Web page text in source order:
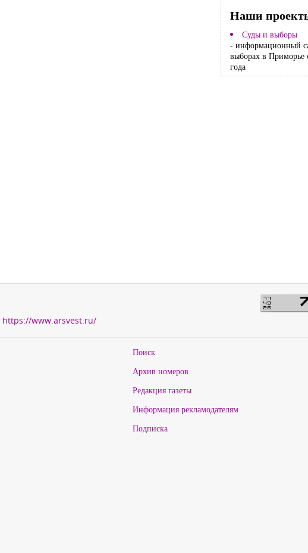
Наши
Суды и выборы
- информационный
выборах в Приморье
года
https://www.arsvest.ru/
Поиск
Архив номеров
Редакция газеты
Информация рекламодателям
Подписка